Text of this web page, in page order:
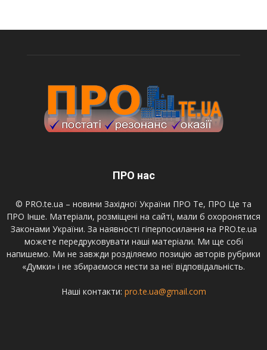
ПРО нас
© PRO.te.ua – новини Західної України ПРО Те, ПРО Це та
ПРО Інше. Матеріали, розміщені на сайті, мали б охоронятися
Законами України. За наявності гіперпосилання на PRO.te.ua
можете передруковувати наші матеріали. Ми ще собі
напишемо. Ми не завжди розділяємо позицію авторів рубрики
«Думки» і не збираємося нести за неї відповідальність.
Наші контакти: pro.te.ua@gmail.com